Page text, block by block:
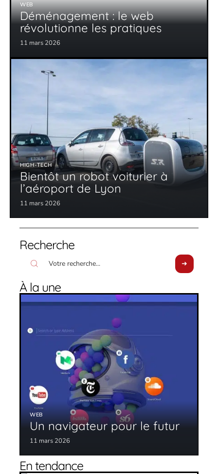
WEB
Déménagement : le web
révolutionne les pratiques
11 mars 2026
HIGH-TECH
Bientôt un robot voiturier à
l’aéroport de Lyon
11 mars 2026
Recherche
À la une
WEB
Un navigateur pour le futur
11 mars 2026
En tendance